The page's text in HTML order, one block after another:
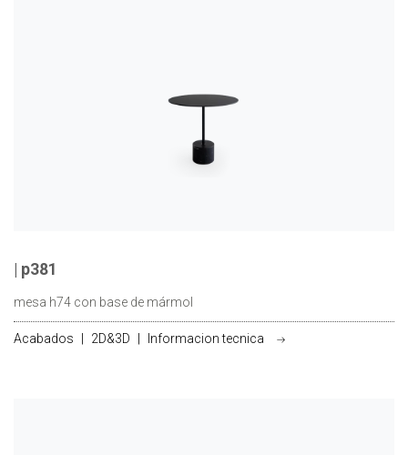
| p381
mesa h74 con base de mármol
Acabados 2D&3D Informacion tecnica